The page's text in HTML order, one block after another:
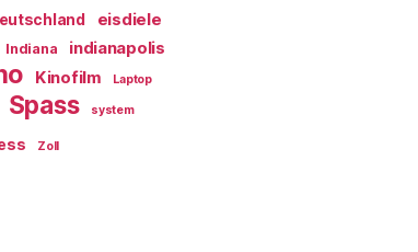
eisdiele
Indiana indianapolis
Kinofilm Laptop
Spass system
Zoll